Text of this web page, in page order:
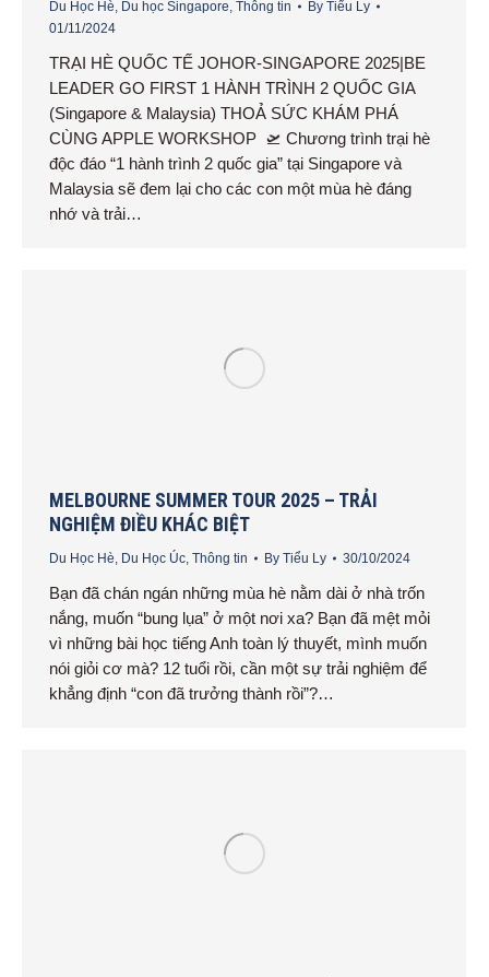
Du Học Hè, Du học Singapore, Thông tin By Tiểu Ly
01/11/2024
TRẠI HÈ QUỐC TẾ JOHOR-SINGAPORE 2025|BE
LEADER GO FIRST 1 HÀNH TRÌNH 2 QUỐC GIA
(Singapore & Malaysia) THOẢ SỨC KHÁM PHÁ
CÙNG APPLE WORKSHOP 🛫 Chương trình trại hè
độc đáo “1 hành trình 2 quốc gia” tại Singapore và
Malaysia sẽ đem lại cho các con một mùa hè đáng
nhớ và trải…
MELBOURNE SUMMER TOUR 2025 – TRẢI
NGHIỆM ĐIỀU KHÁC BIỆT
Du Học Hè, Du Học Úc, Thông tin By Tiểu Ly 30/10/2024
Bạn đã chán ngán những mùa hè nằm dài ở nhà trốn
nắng, muốn “bung lụa” ở một nơi xa? Bạn đã mệt mỏi
vì những bài học tiếng Anh toàn lý thuyết, mình muốn
nói giỏi cơ mà? 12 tuổi rồi, cần một sự trải nghiệm để
khẳng định “con đã trưởng thành rồi”?…